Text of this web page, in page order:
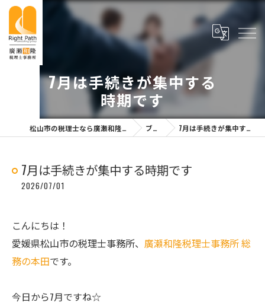
7月は手続きが集中する
時期です
松山市の税理士なら廣瀬和隆税理士事務所 ブログ 7月は手続きが集中する時期です
7月は手続きが集中する時期です
2026/07/01
こんにちは！
愛媛県松山市の税理士事務所、 廣瀬和隆税理士事務所 総
務の本田です。
今日から7月ですね☆